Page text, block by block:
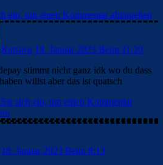
ein, um einen Kommentar abzugeben
Katsura 18. Januar 2023 Beim 11:20
stimmt nicht ganz idk wo du dass
willst aber das ist quatsch
sich ein, um einen Kommentar
18. Januar 2023 Beim 8:13